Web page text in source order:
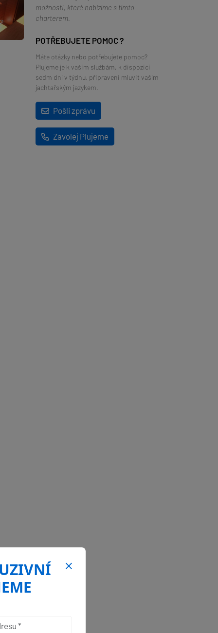
možnosti, které nabízíme s tímto
charterem.
POTŘEBUJETE POMOC ?
Máte otázky nebo potřebujete pomoc?
Plujeme je k vašim službám, k dispozici
sedm dní v týdnu, připraveni mluvit vaším
jachtařským jazykem.
Pošli zprávu
Zavolej Plujeme